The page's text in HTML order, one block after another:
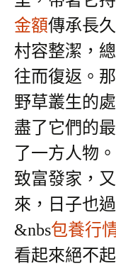
金額傳承長
村容整潔，
往而復返。
野草叢生的
盡了它們的
了一方人物
致富發家，
來，日子也
&nbs包養行
看起來絕不